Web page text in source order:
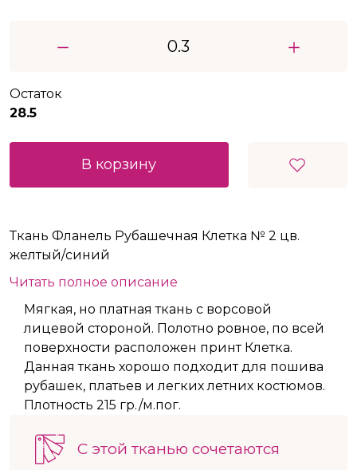
Остаток
28.5
В корзину
Ткань Фланель Рубашечная Клетка № 2 цв.
желтый/синий
Читать полное описание
Мягкая, но платная ткань с ворсовой
лицевой стороной. Полотно ровное, по всей
поверхности расположен принт Клетка.
Данная ткань хорошо подходит для пошива
рубашек, платьев и легких летних костюмов.
Плотность 215 гр./м.пог.
С этой тканью сочетаются